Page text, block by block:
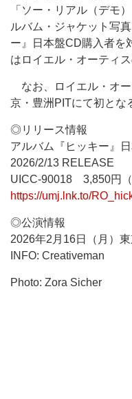
「ソー・リアル（デモ
ルバム・ジャケット写
ー』日本盤CD購入者を
はロイエル・オーティ
なお、ロイエル・オ
京・豊洲PITにて初とな
◎リリース情報
アルバム『ヒッキー』
2026/2/13 RELEASE
UICC-90018 3,850円（
https://umj.lnk.to/
◎公演情報
2026年2月16日（月）
INFO: Creativeman
Photo: Zora Sicher